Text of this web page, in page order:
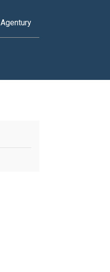
Agentury